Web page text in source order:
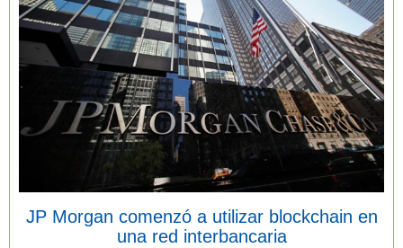
JP Morgan comenzó a utilizar blockchain en
una red interbancaria